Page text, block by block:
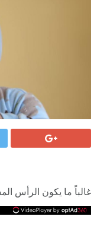
غالباً ما يكون الرأس